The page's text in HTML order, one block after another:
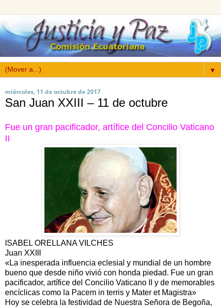
▼
miércoles, 11 de octubre de 2017
San Juan XXIII – 11 de octubre
Fue un gran pacificador, artífice del Concilio Vaticano
II
ISABEL ORELLANA VILCHES
Juan XXIII
«La inesperada influencia eclesial y mundial de un hombre
bueno que desde niño vivió con honda piedad. Fue un gran
pacificador, artífice del Concilio Vaticano II y de memorables
encíclicas como la Pacem in terris y Mater et Magistra»
Hoy se celebra la festividad de Nuestra Señora de Begoña,